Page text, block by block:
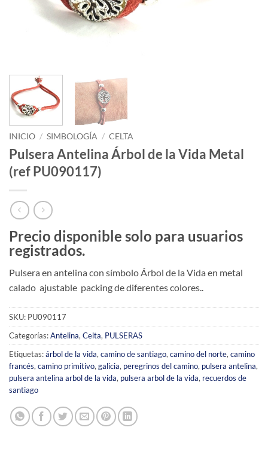
INICIO / SIMBOLOGÍA / CELTA
Pulsera Antelina Árbol de la Vida Metal
(ref PU090117)
Precio disponible solo para usuarios
registrados.
Pulsera en antelina con símbolo Árbol de la Vida en metal
calado ajustable packing de diferentes colores..
SKU: PU090117
Categorías:Antelina, Celta, PULSERAS
Etiquetas:árbol de la vida, camino de santiago, camino del norte, camino
francés, camino primitivo, galicia, peregrinos del camino, pulsera antelina,
pulsera antelina arbol de la vida, pulsera arbol de la vida, recuerdos de
santiago